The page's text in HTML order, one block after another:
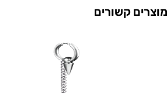
מוצרים קשורים